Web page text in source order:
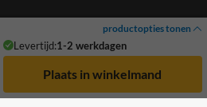
productopties tonen
Levertijd:1-2 werkdagen
Alle rechten voorbehouden.